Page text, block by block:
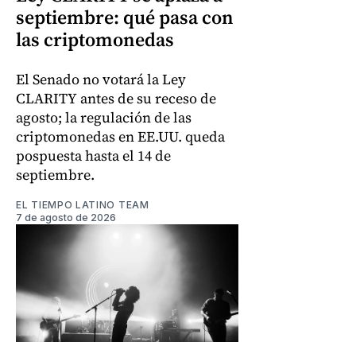
septiembre: qué pasa con
las criptomonedas
El Senado no votará la Ley
CLARITY antes de su receso de
agosto; la regulación de las
criptomonedas en EE.UU. queda
pospuesta hasta el 14 de
septiembre.
EL TIEMPO LATINO TEAM
7 de agosto de 2026